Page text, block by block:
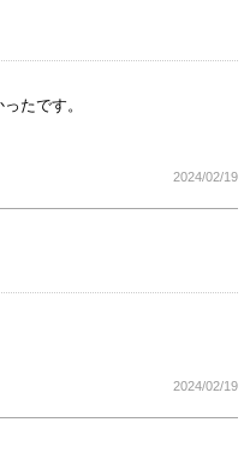
たです。
2024/02/19
2024/02/19